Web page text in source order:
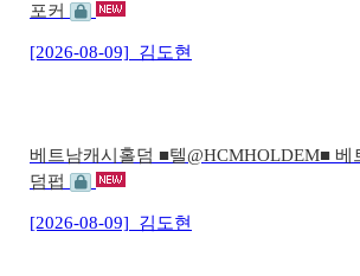
포커
[2026-08-09] 김도현
베트남캐시홀덤 ■텔@HCMHOLDEM■ 베
덤펍
[2026-08-09] 김도현